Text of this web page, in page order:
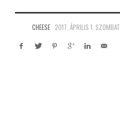
CHEESE 2017. ÁPRILIS 1. SZOMBAT